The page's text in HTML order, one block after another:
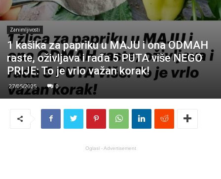
Zanimljivosti
1 kašika za papriku u MAJU i ona ODMAH
raste, oživljava i rađa 5 PUTA više NEGO
PRIJE: To je vrlo važan korak!
27/05/2025 0
Oglasi - Advertisement